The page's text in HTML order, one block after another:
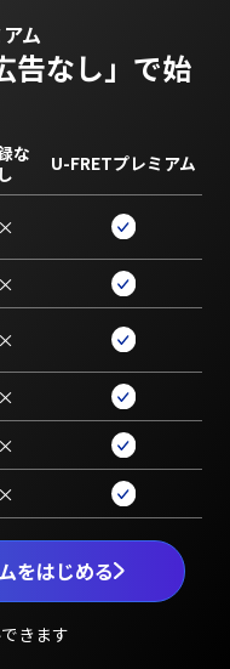
ム
告なし」で始
をはじめる
きます
な
し
U-FRETプレミアム
×
×
×
×
×
×